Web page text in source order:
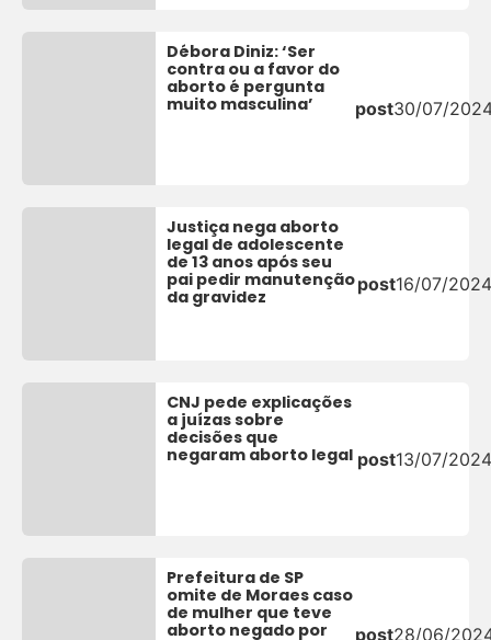
Débora Diniz: ‘Ser
contra ou a favor do
aborto é pergunta
muito masculina’
post30/07/
Justiça nega aborto
legal de adolescente
de 13 anos após seu
pai pedir manutenção
da gravidez
post16/07/2024
CNJ pede explicações
a juízas sobre
decisões que
negaram aborto legal post13/07/2024
Prefeitura de SP
omite de Moraes caso
de mulher que teve
aborto negado por
post28/06/